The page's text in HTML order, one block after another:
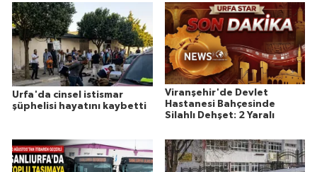
Urfa'da cinsel istismar
şüphelisi hayatını kaybetti
Viranşehir'de Devlet
Hastanesi Bahçesinde
Silahlı Dehşet: 2 Yaralı